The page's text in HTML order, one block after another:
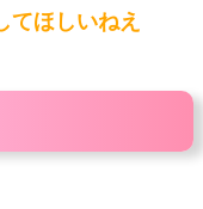
てほしいねえ